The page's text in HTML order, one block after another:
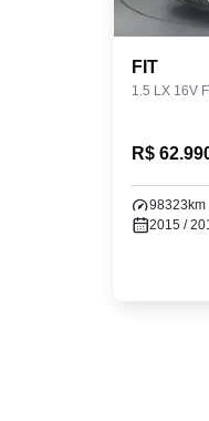
FIT
1.5 LX 16V
R$
98323km
2015 /